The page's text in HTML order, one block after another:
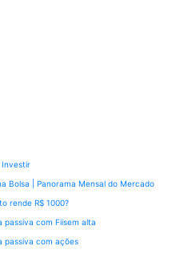
Investir
Bolsa | Panorama Mensal do Mercado
rende R$ 1000?
passiva com Fiisem alta
passiva com ações